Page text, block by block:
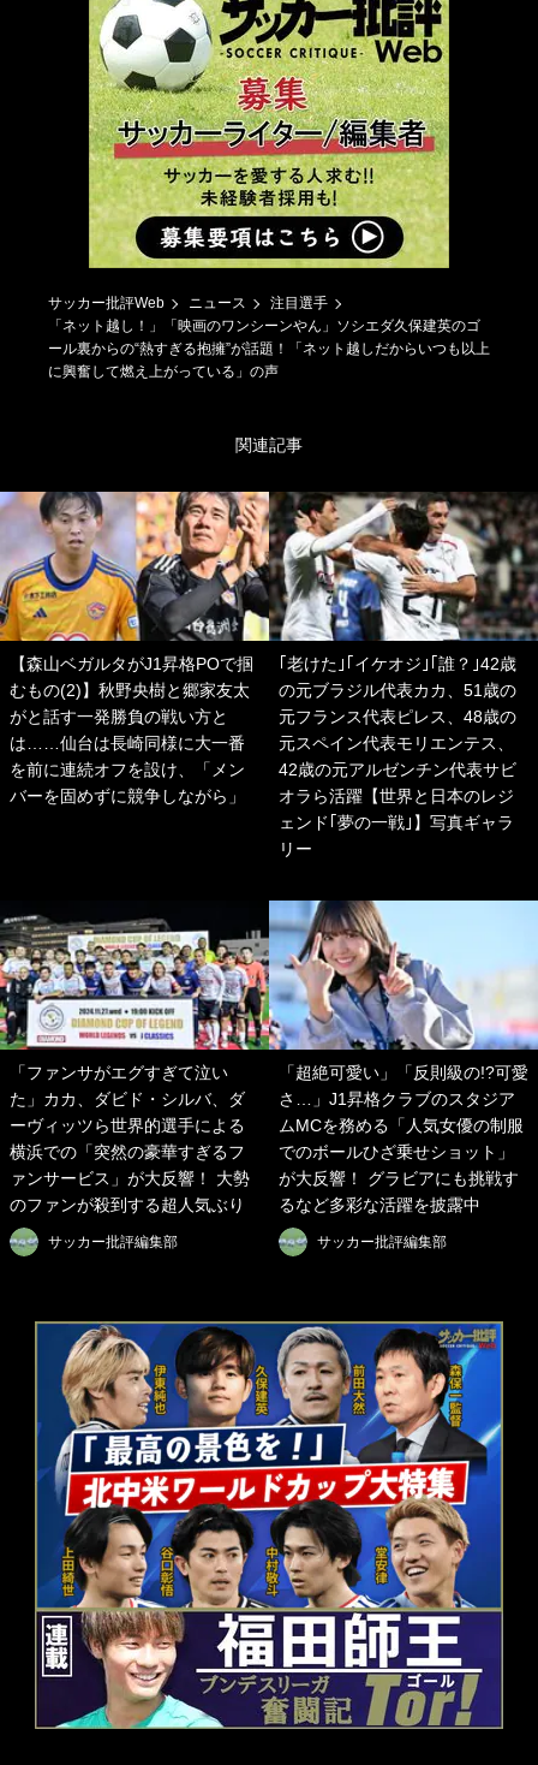
サッカー批評Web ニュース
注目選手
「ネット越し！」「映画のワンシーンやん」ソシエダ久保建英のゴ
ール裏からの“熱すぎる抱擁”が話題！「ネット越しだからいつも以上
に興奮して燃え上がっている」の声
関連記事
【森山ベガルタがJ1昇格POで掴
むもの(2)】秋野央樹と郷家友太
がと話す一発勝負の戦い方と
は……仙台は長崎同様に大一番
を前に連続オフを設け、「メン
バーを固めずに競争しながら」
｢老けた｣｢イケオジ｣｢誰？｣42歳
の元ブラジル代表カカ、51歳の
元フランス代表ピレス、48歳の
元スペイン代表モリエンテス、
42歳の元アルゼンチン代表サビ
オラら活躍【世界と日本のレジ
ェンド｢夢の一戦｣】写真ギャラ
リー
「ファンサがエグすぎて泣い
た」カカ、ダビド・シルバ、ダ
ーヴィッツら世界的選手による
横浜での「突然の豪華すぎるフ
ァンサービス」が大反響！ 大勢
のファンが殺到する超人気ぶり
サッカー批評編集部
「超絶可愛い」「反則級の!?可愛
さ…」J1昇格クラブのスタジア
ムMCを務める「人気女優の制服
でのボールひざ乗せショット」
が大反響！ グラビアにも挑戦す
るなど多彩な活躍を披露中
サッカー批評編集部